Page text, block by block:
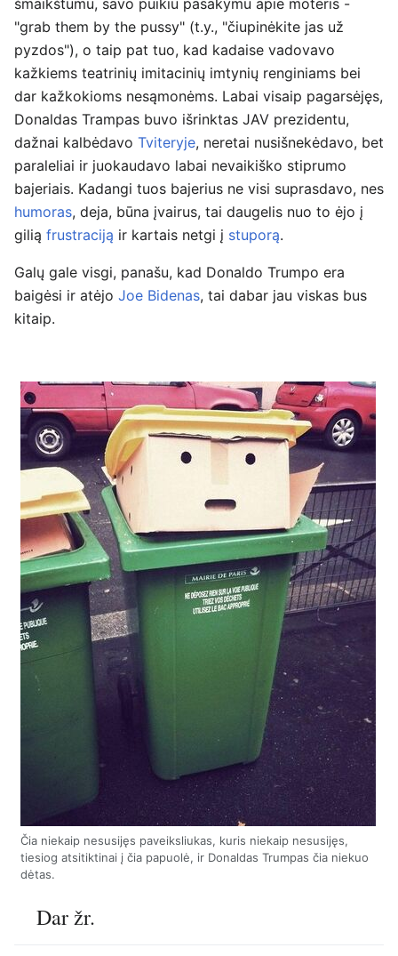
šmaikštumu, savo puikiu pasakymu apie moteris -
"grab them by the pussy" (t.y., "čiupinėkite jas už
pyzdos"), o taip pat tuo, kad kadaise vadovavo
kažkiems teatrinių imitacinių imtynių renginiams bei
dar kažkokioms nesąmonėms. Labai visaip pagarsėjęs,
Donaldas Trampas buvo išrinktas JAV prezidentu,
dažnai kalbėdavo Tviteryje, neretai nusišnekėdavo, bet
paraleliai ir juokaudavo labai nevaikiško stiprumo
bajeriais. Kadangi tuos bajerius ne visi suprasdavo, nes
humoras, deja, būna įvairus, tai daugelis nuo to ėjo į
gilią frustraciją ir kartais netgi į stuporą.
Galų gale visgi, panašu, kad Donaldo Trumpo era
baigėsi ir atėjo Joe Bidenas, tai dabar jau viskas bus
kitaip.
Čia niekaip nesusijęs paveiksliukas, kuris niekaip nesusijęs,
tiesiog atsitiktinai į čia papuolė, ir Donaldas Trumpas čia niekuo
dėtas.
Dar žr.